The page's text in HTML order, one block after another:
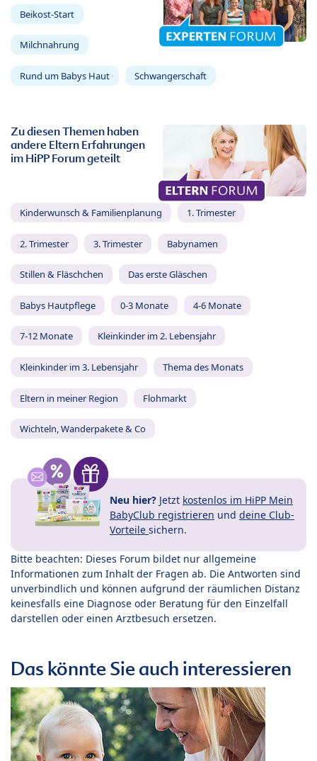
Beikost-Start
Milchnahrung
Rund um Babys Haut Schwangerschaft
Zu diesen Themen haben
andere Eltern Erfahrungen
im HiPP Forum geteilt
Kinderwunsch & Familienplanung 1. Trimester
2. Trimester 3. Trimester Babynamen
Stillen & Fläschchen Das erste Gläschen
Babys Hautpflege 0-3 Monate 4-6 Monate
7-12 Monate Kleinkinder im 2. Lebensjahr
Kleinkinder im 3. Lebensjahr Thema des Monats
Eltern in meiner Region Flohmarkt
Wichteln, Wanderpakete & Co
Neu hier? Jetzt kostenlos im HiPP Mein
BabyClub registrieren und deine Club-
Vorteile sichern.
Bitte beachten: Dieses Forum bildet nur allgemeine
Informationen zum Inhalt der Fragen ab. Die Antworten sind
unverbindlich und können aufgrund der räumlichen Distanz
keinesfalls eine Diagnose oder Beratung für den Einzelfall
darstellen oder einen Arztbesuch ersetzen.
Das könnte Sie auch interessieren